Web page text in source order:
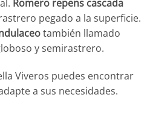
Romero repens cascada
pegado a la superficie.
también llamado
y semirastrero.
Viveros puedes encontrar
a sus necesidades.